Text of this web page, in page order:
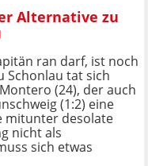
Alternative zu
ran darf, ist noch
Schonlau tat sich
(24), der auch
(1:2) eine
mitunter desolate
nicht als
sich etwas